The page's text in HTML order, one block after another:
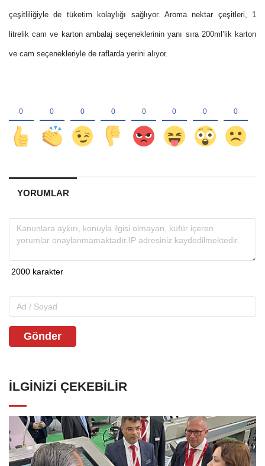
çeşitliliğiyle de tüketim kolaylığı sağlıyor. Aroma nektar çeşitleri, 1
litrelik cam ve karton ambalaj seçeneklerinin yanı sıra 200ml’lik karton
ve cam seçenekleriyle de raflarda yerini alıyor.
YORUMLAR
Gönder
İLGINIZI ÇEKEBILIR